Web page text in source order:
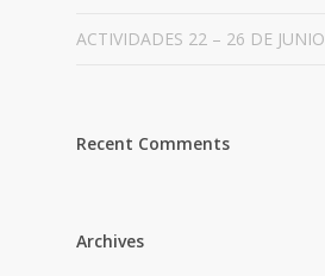
ACTIVIDADES 22 – 26 DE JUNIO
Recent Comments
Archives